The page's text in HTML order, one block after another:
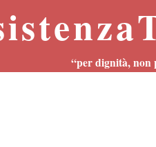
“per dignità, non